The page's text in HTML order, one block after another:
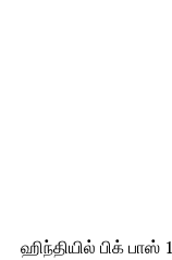
ஹிந்தியில் பிக்